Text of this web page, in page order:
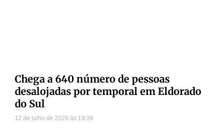
Chega a 640 número de pessoas
desalojadas por temporal em Eldorado
do Sul
12 de julho de 2026 19:39